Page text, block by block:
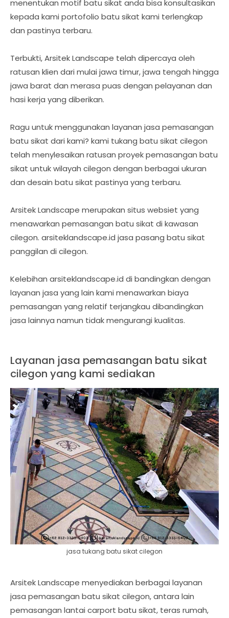
menentukan motif batu sikat anda bisa konsultasikan
kepada kami portofolio batu sikat kami terlengkap
dan pastinya terbaru.
Terbukti, Arsitek Landscape telah dipercaya oleh
ratusan klien dari mulai jawa timur, jawa tengah hingga
jawa barat dan merasa puas dengan pelayanan dan
hasi kerja yang diberikan.
Ragu untuk menggunakan layanan jasa pemasangan
batu sikat dari kami? kami tukang batu sikat cilegon
telah menylesaikan ratusan proyek pemasangan batu
sikat untuk wilayah cilegon dengan berbagai ukuran
dan desain batu sikat pastinya yang terbaru.
Arsitek Landscape merupakan situs websiet yang
menawarkan pemasangan batu sikat di kawasan
cilegon. arsiteklandscape.id jasa pasang batu sikat
panggilan di cilegon.
Kelebihan arsiteklandscape.id di bandingkan dengan
layanan jasa yang lain kami menawarkan biaya
pemasangan yang relatif terjangkau dibandingkan
jasa lainnya namun tidak mengurangi kualitas.
Layanan jasa pemasangan batu sikat
cilegon yang kami sediakan
jasa tukang batu sikat cilegon
Arsitek Landscape menyediakan berbagai layanan
jasa pemasangan batu sikat cilegon, antara lain
pemasangan lantai carport batu sikat, teras rumah,